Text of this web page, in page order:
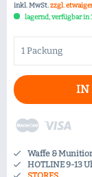
inkl. MwSt.zzgl.
lagernd, verfügbar in
IN
Waffe &
HOTLINE 9-13